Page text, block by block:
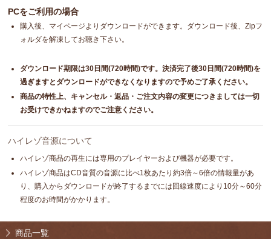
PCをご利用の場合
購入後、マイページよりダウンロードができます。ダウンロード後、Zipフ
ォルダを解凍してお聴き下さい。
ダウンロード期限は30日間(720時間)です。決済完了後30日間(720時間)を
過ぎますとダウンロードができなくなりますので予めご了承ください。
商品の特性上、キャンセル・返品・ご注文内容の変更につきましては一切
お受けできかねますのでご注意ください。
ハイレゾ音源について
ハイレゾ商品の再生には専用のプレイヤーおよび機器が必要です。
ハイレゾ商品はCD音質の音源に比べ1枚あたり約3倍～6倍の情報量があ
り、購入からダウンロードが終了するまでには回線速度により10分～60分
程度のお時間がかかります。
商品一覧